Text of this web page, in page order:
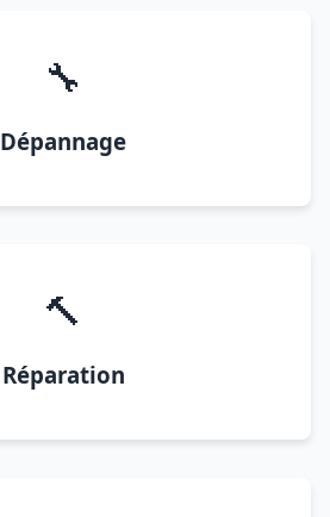
🔧
Dépannage
🔨
Réparation